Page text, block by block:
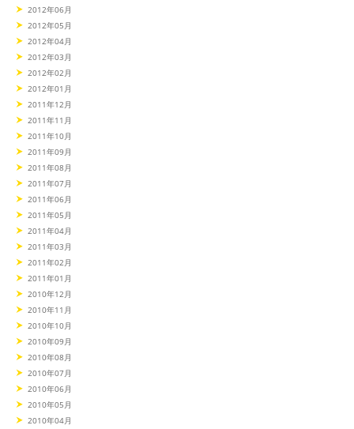
2012年06月
2012年05月
2012年04月
2012年03月
2012年02月
2012年01月
2011年12月
2011年11月
2011年10月
2011年09月
2011年08月
2011年07月
2011年06月
2011年05月
2011年04月
2011年03月
2011年02月
2011年01月
2010年12月
2010年11月
2010年10月
2010年09月
2010年08月
2010年07月
2010年06月
2010年05月
2010年04月